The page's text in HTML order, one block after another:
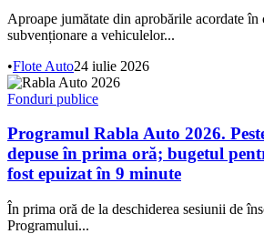
Aproape jumătate din aprobările acordate în
subvenționare a vehiculelor...
•Flote Auto24 iulie 2026
Fonduri publice
Programul Rabla Auto 2026.
depuse în prima oră; bugetul
fost epuizat în 9 minute
În prima oră de la deschiderea sesiunii de
Programului...